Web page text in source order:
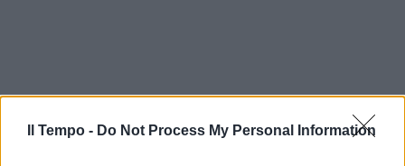
Il Tempo - Do Not Process My Personal Information